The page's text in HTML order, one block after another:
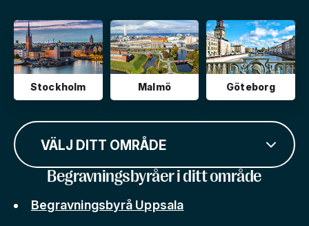
Stockholm Malmö Göteborg
VÄLJ DITT OMRÅDE
Begravningsbyråer i ditt område
Begravningsbyrå Uppsala